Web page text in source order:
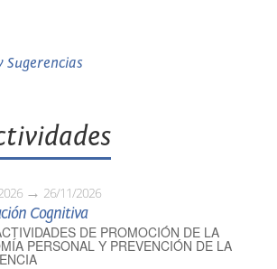
Sugerencias
26/11/2026
Cognitiva
DE PROMOCIÓN DE LA
PERSONAL Y PREVENCIÓN DE LA